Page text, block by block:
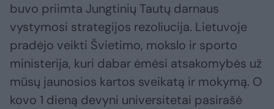
buvo priimta Jungtinių Tautų darnaus
vystymosi strategijos rezoliucija. Lietuvoje
pradėjo veikti Švietimo, mokslo ir sporto
ministerija, kuri dabar ėmėsi atsakomybės už
mūsų jaunosios kartos sveikatą ir mokymą. O
kovo 1 dieną devyni universitetai pasirašė